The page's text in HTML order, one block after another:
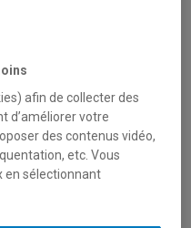
en études
McGill)
Quatre siècles
afin de collecter des
d’améliorer votre
des contenus vidéo,
etc. Vous
en sélectionnant